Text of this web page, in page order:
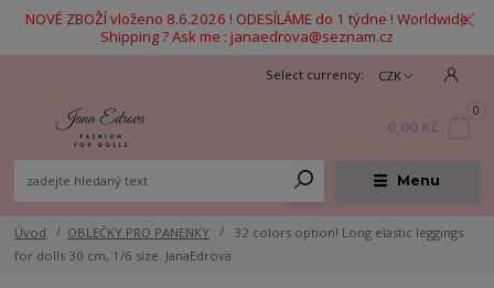
NOVÉ ZBOŽÍ vloženo 8.6.2026 ! ODESÍLÁME do 1 týdne ! Worldwide
Shipping ? Ask me : janaedrova@seznam.cz
Menu
CZK
0
Úvod OBLEČKY PRO PANENKY
32 colors option! Long elastic leggings
for dolls 30 cm, 1/6 size. JanaEdrova